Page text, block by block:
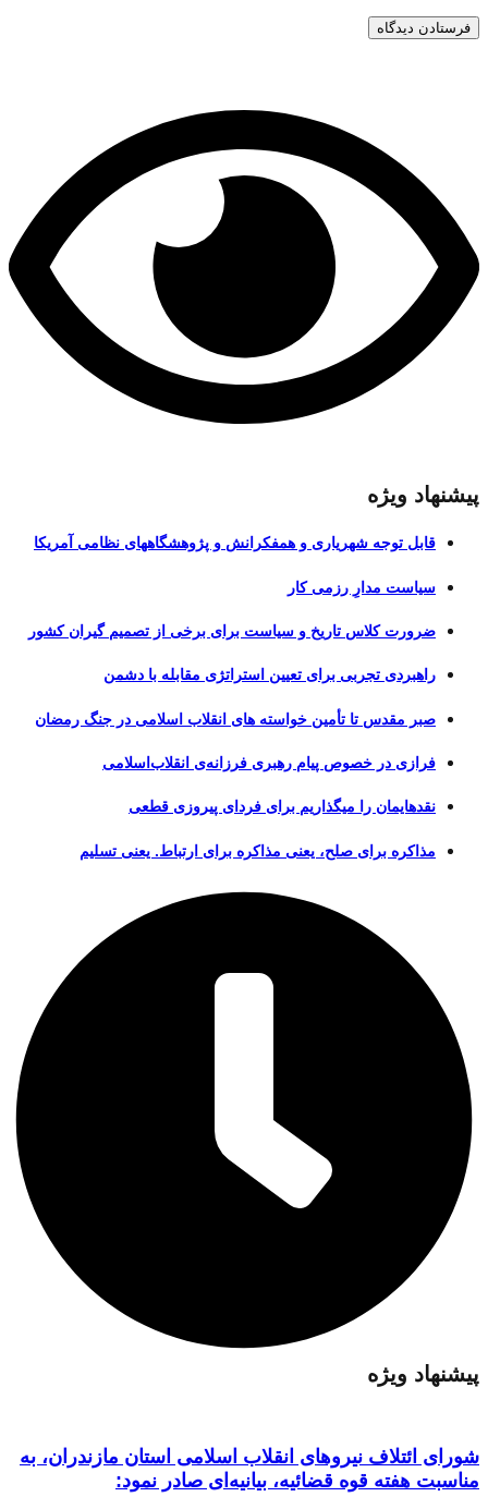
پیشنهاد ویژه
قابل توجه شهریاری و همفکرانش و پژوهشگاههای نظامی آمریکا
سیاست مدارِ رزمی کار
ضرورت کلاس تاریخ و سیاست برای برخی از تصمیم گیران کشور
راهبردی تجربی برای تعیین استراتژی مقابله با دشمن
صبر مقدس تا تأمین خواسته های انقلاب اسلامی در جنگ رمضان
فرازی در خصوص پیام رهبری فرزانه‌ی انقلاب‌اسلامی
نقدهایمان را میگذاریم برای فردای پیروزی قطعی
مذاکره برای صلح، یعنی مذاکره برای ارتباط. یعنی تسلیم
پیشنهاد ویژه
شورای ائتلاف نیروهای انقلاب اسلامی استان مازندران، به
مناسبت هفته قوه قضائیه، بیانیه‌ای صادر نمود: